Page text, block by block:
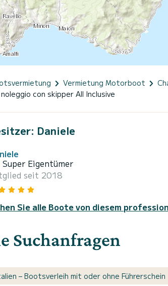
Vermietung Motorboot
con skipper All Inclusive
Daniele
Super Eigentümer
seit 2018
Sie alle Boote von diesem
Suchanfragen
– Bootsverleih mit oder ohne Führerschein